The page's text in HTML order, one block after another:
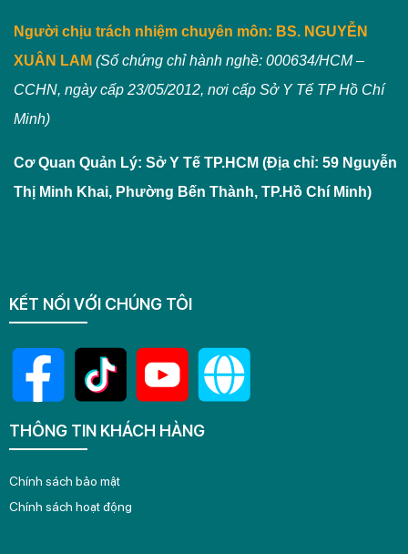
Người chịu trách nhiệm chuyên môn: BS. NGUYỄN
XUÂN LAM (Số chứng chỉ hành nghề: 000634/HCM –
CCHN, ngày cấp 23/05/2012, nơi cấp Sở Y Tế TP Hồ Chí
Minh)
Cơ Quan Quản Lý: Sở Y Tế TP.HCM (Địa chỉ: 59 Nguyễn
Thị Minh Khai, Phường Bến Thành, TP.Hồ Chí Minh)
KẾT NỐI VỚI CHÚNG TÔI
THÔNG TIN KHÁCH HÀNG
Chính sách bảo mật
Chính sách hoạt động